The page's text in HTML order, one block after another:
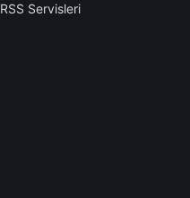
RSS Servisleri